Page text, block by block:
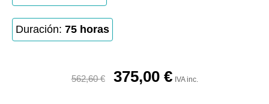
Duración: 75 horas
562,60€ 375,00 € IVA inc.